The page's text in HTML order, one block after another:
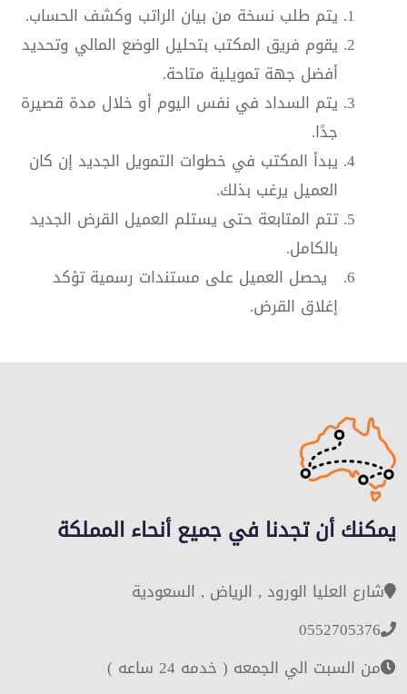
يتم طلب نسخة من بيان الراتب وكشف الحساب.
يقوم فريق المكتب بتحليل الوضع المالي وتحديد
أفضل جهة تمويلية متاحة.
يتم السداد في نفس اليوم أو خلال مدة قصيرة
جدًا.
يبدأ المكتب في خطوات التمويل الجديد إن كان
العميل يرغب بذلك.
تتم المتابعة حتى يستلم العميل القرض الجديد
بالكامل.
يحصل العميل على مستندات رسمية تؤكد
إغلاق القرض.
يمكنك أن تجدنا في جميع أنحاء المملكة
شارع العليا الورود , الرياض , السعودية
0552705376
من السبت الي الجمعه ( خدمه 24 ساعه )